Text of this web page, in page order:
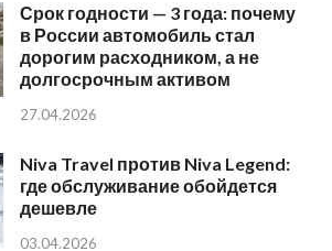
Срок годности — 3 года: почему
в России автомобиль стал
дорогим расходником, а не
долгосрочным активом
27.04.2026
Niva Travel против Niva Legend:
где обслуживание обойдется
дешевле
03.04.2026